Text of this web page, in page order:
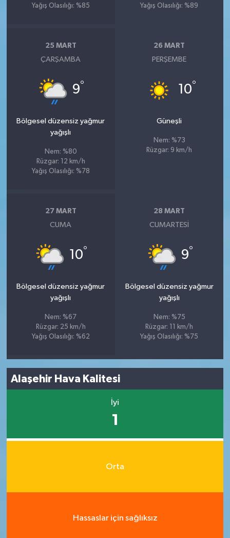
Yağış Olasılığı: %85
Yağış Olasılığı: %89
25 MART
ÇARŞAMBA
9°
Bölgesel düzensiz yağmur
yağışlı
Nem: %80
Rüzgar: 12 km/h
Yağış Olasılığı: %78
26 MART
PERŞEMBE
10°
Güneşli
Nem: %73
Rüzgar: 9 km/h
27 MART
CUMA
10°
Bölgesel düzensiz yağmur
yağışlı
Nem: %67
Rüzgar: 25 km/h
Yağış Olasılığı: %62
28 MART
CUMARTESI
9°
Bölgesel düzensiz yağmur
yağışlı
Nem: %75
Rüzgar: 11 km/h
Yağış Olasılığı: %75
Alaşehir Hava Kalitesi
İyi
1
Orta
Hassaslar için sağlıksız